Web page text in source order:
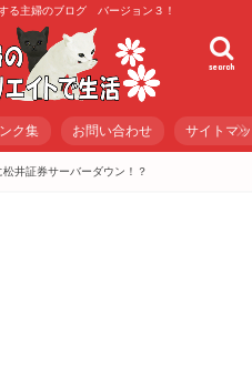
る主婦のブログ バージョン３！
search
ク集 お問い合わせ サイトマ
井証券サーバーダウン！？